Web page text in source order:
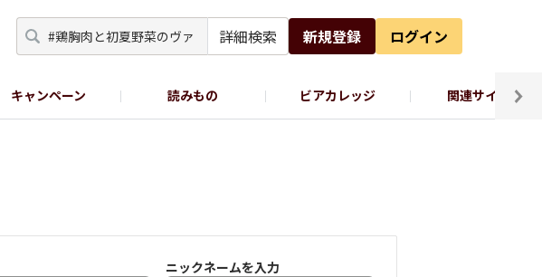
詳細検索 新規登録 ログイン
キャンペーン 読みもの ビアカレッジ 関連サイト
ニックネームを入力